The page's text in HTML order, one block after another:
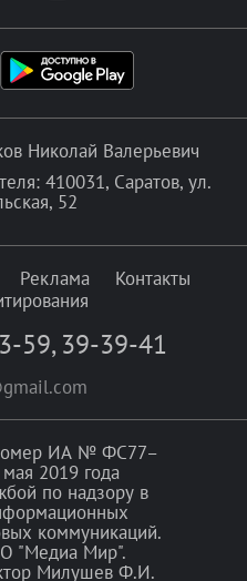
Николай Валерьевич
410031, Саратов, ул.
52
Реклама
Контакты
59, 39-39-41
ИА № ФС77–
2019 года
по надзору в
коммуникаций.
"Медиа Мир".
Милушев Ф.И.